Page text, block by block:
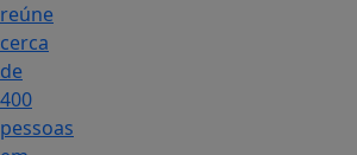
reúne
cerca
de
400
pessoas